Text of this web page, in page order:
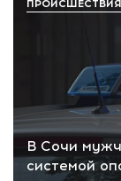
В Сочи
системой
ПРОИСШЕСТВИЯ